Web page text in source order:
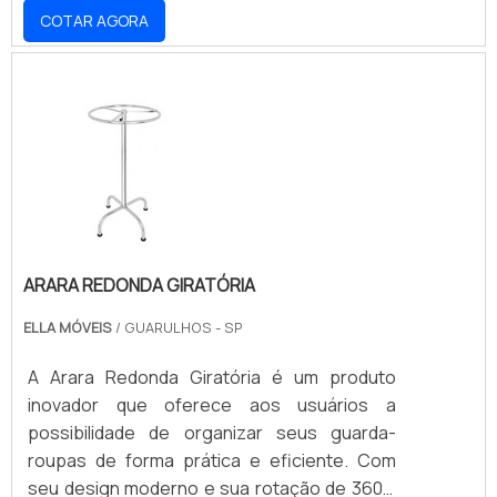
arara de chão redonda é fácil de montar e
desmontar, permitindo que você a mova de
está procurando por uma arara de chão
COTAR AGORA
ARARA REDONDA GIRATÓRIA
ELLA MÓVEIS / GUARULHOS - SP
A Arara Redonda Giratória é um produto
inovador que oferece aos usuários a
possibilidade de organizar seus guarda-
roupas de forma prática e eficiente. Com
seu design moderno e sua rotação de 360°,